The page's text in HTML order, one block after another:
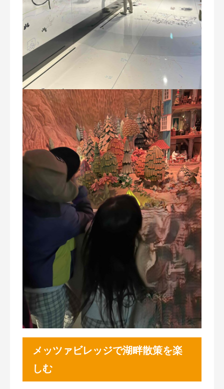
メッツァビレッジで湖畔散策を楽
しむ